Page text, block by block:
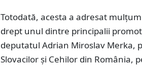
Totodată, acesta a adresat
drept unul dintre principalii
deputatul Adrian Miroslav Merka,
Slovacilor și Cehilor din România,